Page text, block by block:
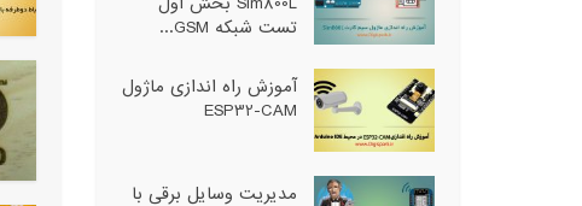
تست شبکه GSM...
آموزش راه اندازی ماژول
ESP32-CAM
مدیریت وسایل برقی با